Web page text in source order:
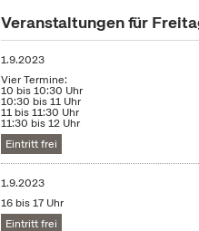
Veranstaltungen für
1.9.2023
Vier Termine:
10 bis 10:30 Uhr
10:30 bis 11 Uhr
11 bis 11:30 Uhr
11:30 bis 12 Uhr
Eintritt frei
1.9.2023
16 bis 17 Uhr
Eintritt frei